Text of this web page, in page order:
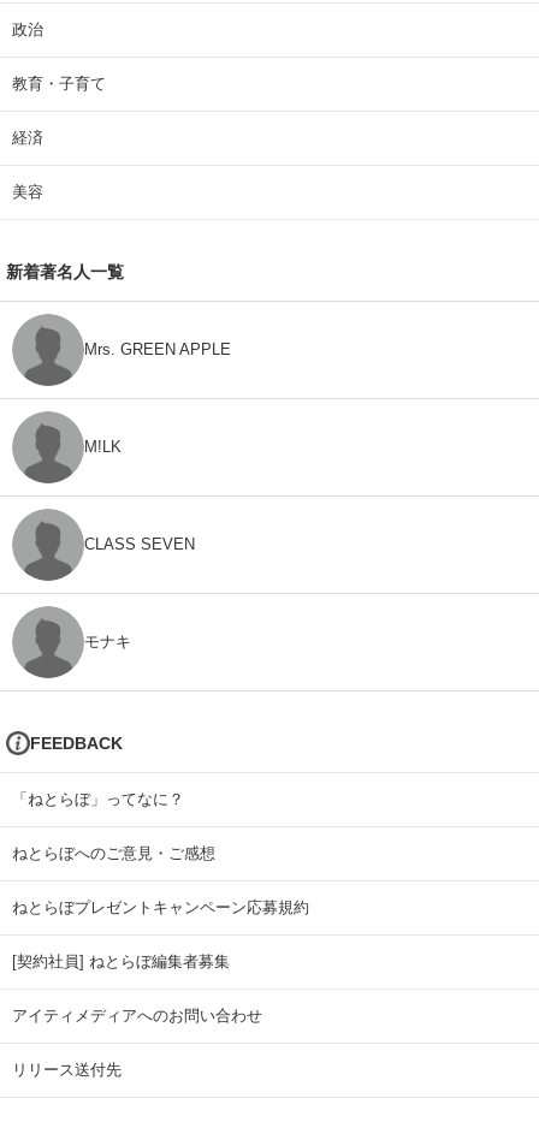
政治
教育・子育て
経済
美容
新着著名人一覧
Mrs. GREEN APPLE
M!LK
CLASS SEVEN
モナキ
FEEDBACK
「ねとらぼ」ってなに？
ねとらぼへのご意見・ご感想
ねとらぼプレゼントキャンペーン応募規約
[契約社員] ねとらぼ編集者募集
アイティメディアへのお問い合わせ
リリース送付先